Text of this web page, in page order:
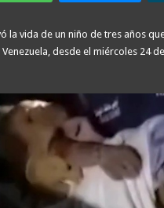
la vida de un niño de tres años
desde el miércoles 24